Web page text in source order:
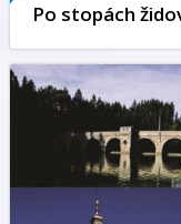
Po stopách